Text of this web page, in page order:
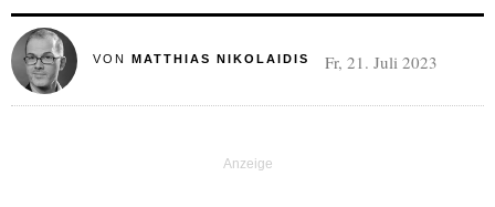
VON MATTHIAS NIKOLAIDIS Fr, 21. Juli 2023